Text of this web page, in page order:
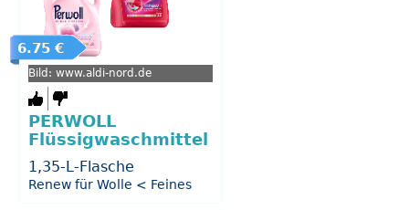
6.75 €
Bild: www.aldi-nord.de
PERWOLL
Flüssigwaschmittel
1,35-L-Flasche
Renew für Wolle < Feines